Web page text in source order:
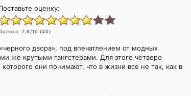
оценку:
7.8/10 (40)
двора», под впечатлением от модных
же крутыми гангстерами. Для этого четверо
они понимают, что в жизни все не так, как в